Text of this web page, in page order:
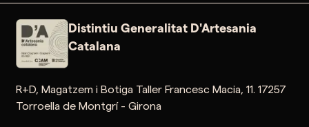
Distintiu Generalitat D'Artesania
Catalana
R+D, Magatzem i Botiga Taller Francesc Macia, 11. 17257
Torroella de Montgrí - Girona